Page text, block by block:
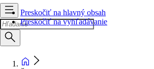
Preskočiť na hlavný obsah
Preskočiť na vyhľadávanie